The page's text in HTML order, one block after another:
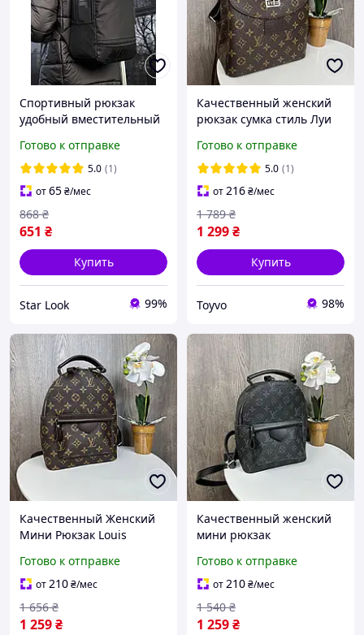
Спортивный рюкзак
удобный вместительный
качественных
материалов для ноутбука
черный Nike
Готово к отправке
5.0 (1)
от65₴/мес
651 ₴
868 ₴
Купить
Star Look 99%
Качественный женский
рюкзак сумка стиль Луи
рюкзак трансформер DS
Готово к отправке
5.0 (1)
от216₴/мес
1 299₴
1 789 ₴
Купить
Toyvo 98%
Качественный Женский
Мини Рюкзак Louis
Луи Витон Для Девушки
Коричневый Toyvoo
Якісний Жіночий Міні
Рюкзак
Готово к отправке
от210₴/мес
1 259₴
1 656 ₴
Качественный женский
мини рюкзак
Витон, рюкзачок для
девушек Черный DS
Готово к отправке
от210₴/мес
1 259₴
1 540 ₴